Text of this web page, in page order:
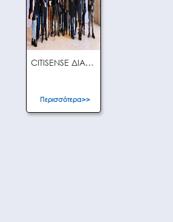
CITISENSE ΔΙΑΚΡΑΤΙΚΗ ΣΥΝΑΝΤΗΣΗ #4
Περισσότερα>>